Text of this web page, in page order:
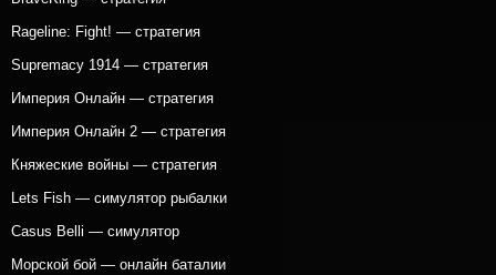
Rageline: Fight! — стратегия
Supremacy 1914 — стратегия
Империя Онлайн — стратегия
Империя Онлайн 2 — стратегия
Княжеские войны — стратегия
Lets Fish — симулятор рыбалки
Casus Belli — симулятор
Морской бой — онлайн баталии